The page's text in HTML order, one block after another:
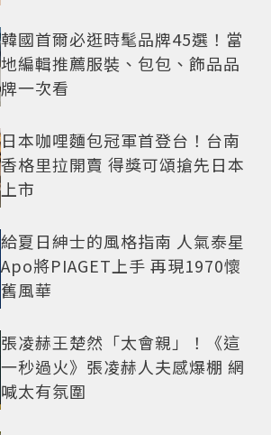
韓國首爾必逛時髦品牌45選！當
地編輯推薦服裝、包包、飾品品
牌一次看
日本咖哩麵包冠軍首登台！台南
香格里拉開賣 得獎可頌搶先日本
上市
給夏日紳士的風格指南 人氣泰星
Apo將PIAGET上手 再現1970懷
舊風華
張凌赫王楚然「太會親」！《這
一秒過火》張凌赫人夫感爆棚 網
喊太有氛圍